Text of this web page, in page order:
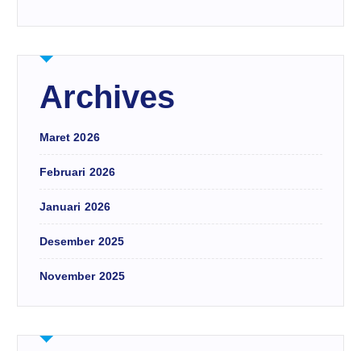
Archives
Maret 2026
Februari 2026
Januari 2026
Desember 2025
November 2025